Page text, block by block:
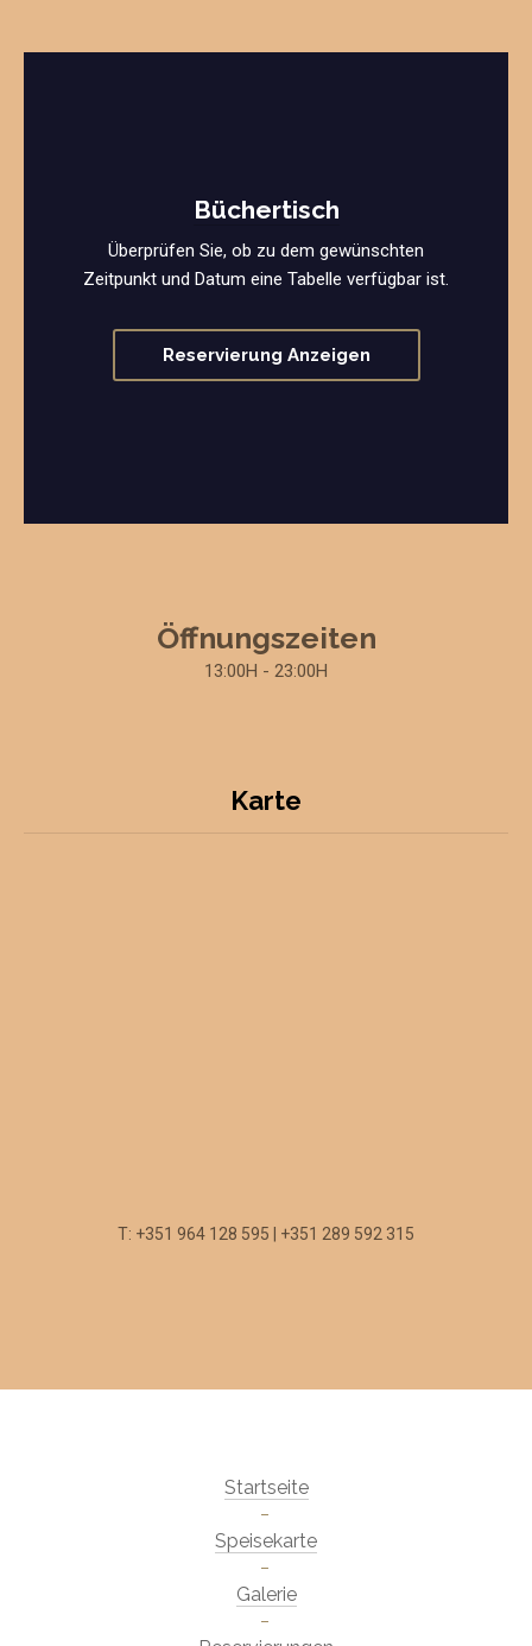
Büchertisch
Überprüfen Sie, ob zu dem gewünschten
Zeitpunkt und Datum eine Tabelle verfügbar ist.
Reservierung Anzeigen
Öffnungszeiten
13:00H - 23:00H
Karte
T: +351 964 128 595 | +351 289 592 315
Startseite
Speisekarte
Galerie